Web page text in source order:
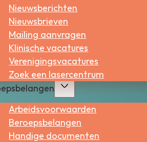
Nieuwsberichten
Nieuwsbrieven
Mailing aanvragen
Klinische vacatures
Verenigingsvacatures
Zoek een lasercentrum
Arbeidsvoorwaarden
Beroepsbelangen
Handige documenten